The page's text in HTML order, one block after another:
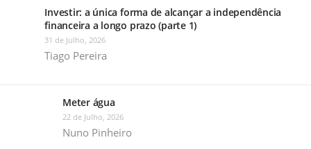
Investir: a única forma de alcançar a independência
financeira a longo prazo (parte 1)
31 de Julho, 2026
Tiago Pereira
Meter água
22 de Julho, 2026
Nuno Pinheiro